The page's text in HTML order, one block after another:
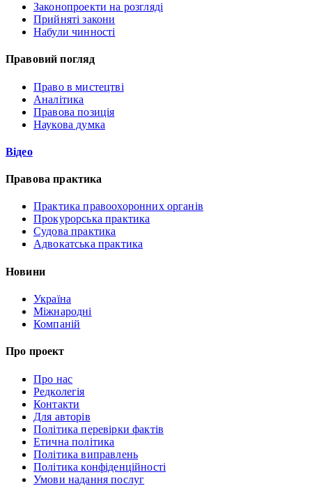
Законопроекти на розгляді
Прийняті закони
Набули чинності
Правовий погляд
Право в мистецтві
Аналітика
Правова позиція
Наукова думка
Відео
Правова практика
Практика правоохоронних органів
Прокурорська практика
Судова практика
Адвокатська практика
Новини
Україна
Міжнародні
Компаній
Про проект
Про нас
Редколегія
Контакти
Для авторів
Політика перевірки фактів
Етична політика
Політика виправлень
Політика конфіденційності
Умови надання послуг